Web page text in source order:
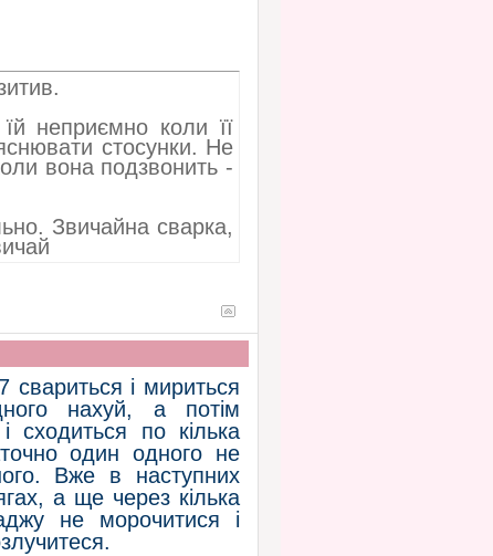
неприємно коли її
стосунки. Не
вона подзвонить -
Звичайна сварка,
свариться і мириться
нахуй, а потім
сходиться по кілька
один одного не
Вже в наступних
а ще через кілька
не морочитися і